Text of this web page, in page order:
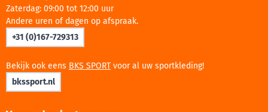
Zaterdag: 09:00 tot 12:00 uur
Andere uren of dagen op afspraak.
+31 (0)167-729313
Bekijk ook eens BKS SPORT voor al uw sportkleding!
bkssport.nl